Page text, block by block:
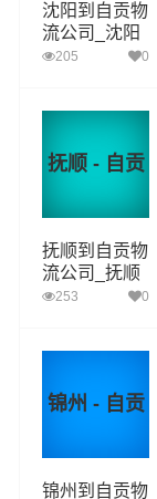
沈阳到自贡物
流公司_沈阳
到自贡货运_
205 0
抚顺 - 自贡
抚顺到自贡物
流公司_抚顺
到自贡货运_
253 0
锦州 - 自贡
锦州到自贡物